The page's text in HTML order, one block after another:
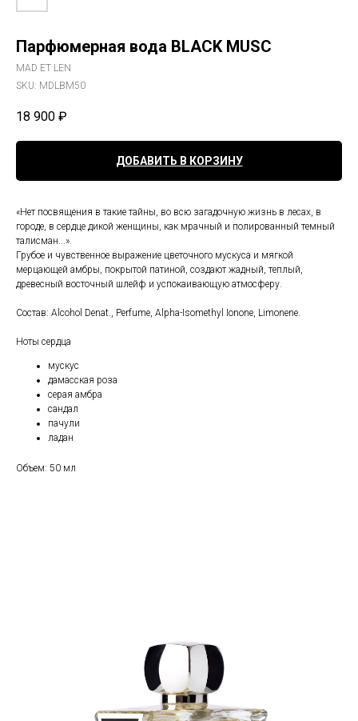
Парфюмерная вода BLACK MUSC
MAD ET LEN
SKU: MDLBM50
18 900 ₽
ДОБАВИТЬ В КОРЗИНУ
«Нет посвящения в такие тайны, во всю загадочную жизнь в лесах, в
городе, в сердце дикой женщины, как мрачный и полированный темный
талисман...».
Грубое и чувственное выражение цветочного мускуса и мягкой
мерцающей амбры, покрытой патиной, создают жадный, теплый,
древесный восточный шлейф и успокаивающую атмосферу.
Состав: Alcohol Denat., Perfume, Alpha-Isomethyl Ionone, Limonene.
Ноты сердца
мускус
дамасская роза
серая амбра
сандал
пачули
ладан
Объем: 50 мл